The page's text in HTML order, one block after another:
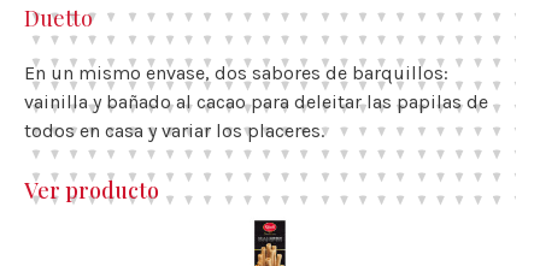
Duetto
En un mismo envase, dos sabores de barquillos:
vainilla y bañado al cacao para deleitar las papilas de
todos en casa y variar los placeres.
Ver producto